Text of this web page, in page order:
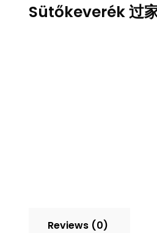
Sütőkeverék 过
Reviews (0)